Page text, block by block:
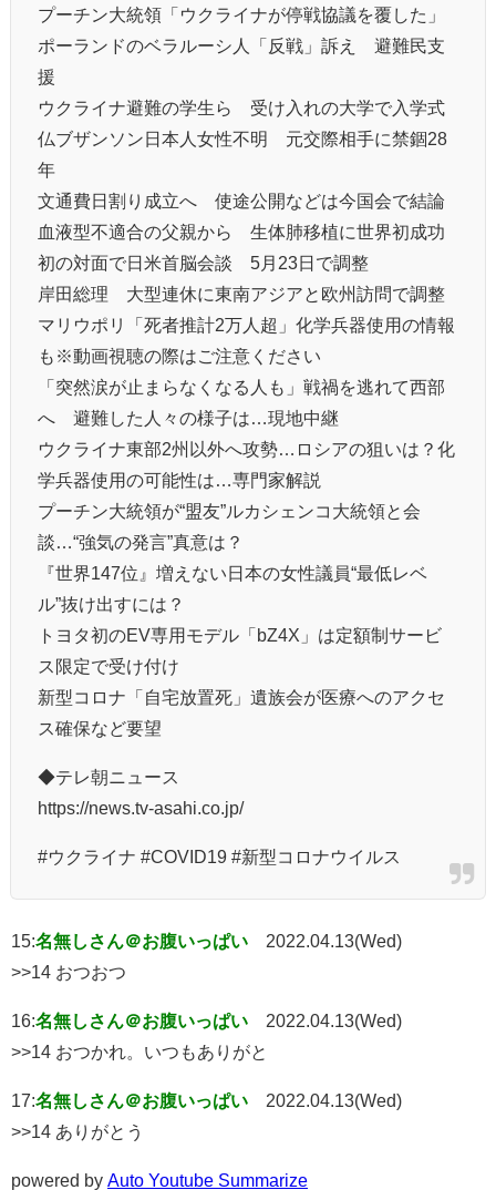
プーチン大統領「ウクライナが停戦協議を覆した」
ポーランドのベラルーシ人「反戦」訴え 避難民支
援
ウクライナ避難の学生ら 受け入れの大学で入学式
仏ブザンソン日本人女性不明 元交際相手に禁錮28
年
文通費日割り成立へ 使途公開などは今国会で結論
血液型不適合の父親から 生体肺移植に世界初成功
初の対面で日米首脳会談 5月23日で調整
岸田総理 大型連休に東南アジアと欧州訪問で調整
マリウポリ「死者推計2万人超」化学兵器使用の情報
も※動画視聴の際はご注意ください
「突然涙が止まらなくなる人も」戦禍を逃れて西部
へ 避難した人々の様子は…現地中継
ウクライナ東部2州以外へ攻勢…ロシアの狙いは？化
学兵器使用の可能性は…専門家解説
プーチン大統領が“盟友”ルカシェンコ大統領と会
談…“強気の発言”真意は？
『世界147位』増えない日本の女性議員“最低レベ
ル”抜け出すには？
トヨタ初のEV専用モデル「bZ4X」は定額制サービ
ス限定で受け付け
新型コロナ「自宅放置死」遺族会が医療へのアクセ
ス確保など要望
◆テレ朝ニュース
https://news.tv-asahi.co.jp/
#ウクライナ #COVID19 #新型コロナウイルス
15:名無しさん＠お腹いっぱい
2022.04.13(Wed)
>>14 おつおつ
16:名無しさん＠お腹いっぱい
2022.04.13(Wed)
>>14 おつかれ。いつもありがと
17:名無しさん＠お腹いっぱい
2022.04.13(Wed)
>>14 ありがとう
powered by Auto Youtube Summarize